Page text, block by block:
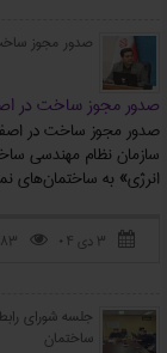
صدور مجوز
صدور مجوز ساخت در
صدور مجوز ساخت در
سازمان نظام مهندسی
انرژی» به ساختمان‌های
 ۳ دی ۰۴ 
183
جلسه شورای
ساختمان